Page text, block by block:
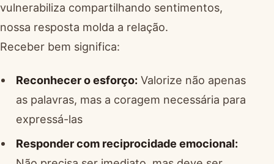
vulnerabiliza compartilhando sentimentos,
nossa resposta molda a relação.
Receber bem significa:
Reconhecer o esforço:Valorize não apenas
as palavras, mas a coragem necessária para
expressá-las
Responder com reciprocidade emocional: